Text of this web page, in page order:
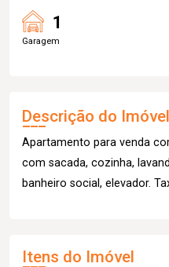
1
Garagem
Descrição do Imóvel
Apartamento para venda
com sacada, cozinha,
banheiro social, elevador.
Itens do Imóvel